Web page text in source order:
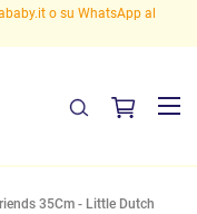
o su WhatsApp al
35Cm - Little Dutch